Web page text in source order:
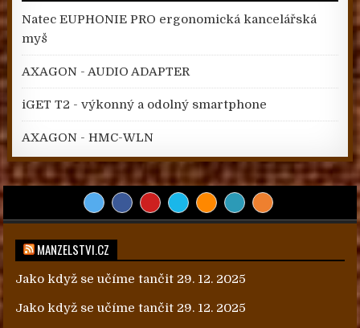
Natec EUPHONIE PRO ergonomická kancelářská
myš
AXAGON - AUDIO ADAPTER
iGET T2 - výkonný a odolný smartphone
AXAGON - HMC-WLN
MANZELSTVI.CZ
Jako když se učíme tančit 29. 12. 2025
Jako když se učíme tančit 29. 12. 2025